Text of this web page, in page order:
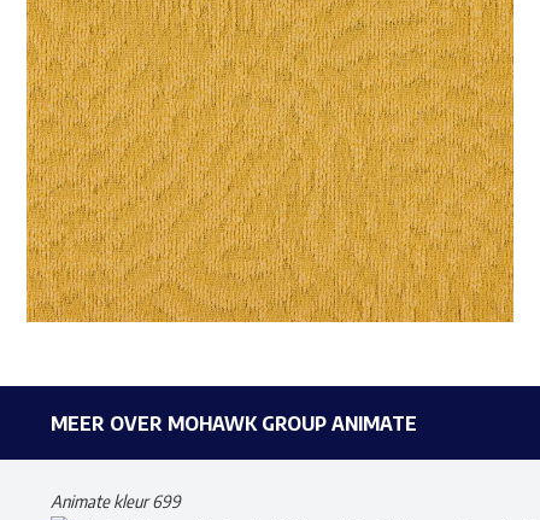
MEER OVER MOHAWK GROUP ANIMATE
Animate kleur 699